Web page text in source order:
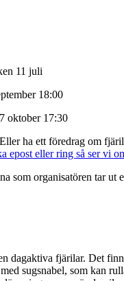
11 juli
18:00
oktober 17:30
ha ett föredrag om
epost eller ring så ser vi
som organisatören tar ut
dagaktiva fjärilar. Det
sugsnabel, som kan